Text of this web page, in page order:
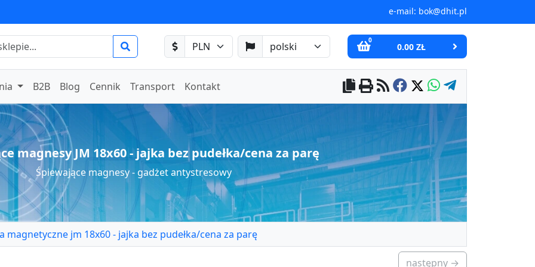
e-mail: bok@dhit.pl
0
0.00 ZŁ
B2B Blog Cennik Transport Kontakt
magnesy JM 18x60 - jajka bez pudełka/cena za parę
Śpiewające magnesy - gadżet antystresowy
magnetyczne jm 18x60 - jajka bez pudełka/cena za parę
magnetyczne następny →